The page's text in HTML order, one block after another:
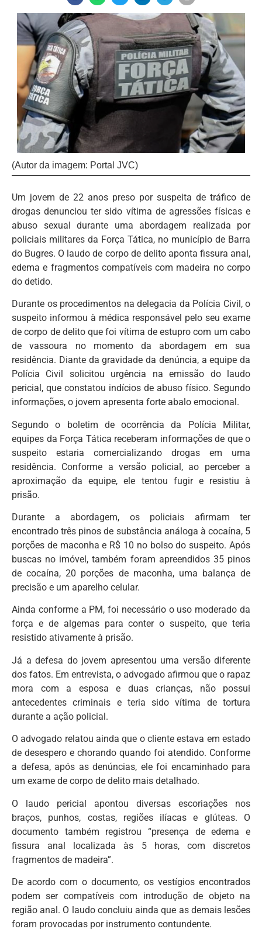
(Autor da imagem: Portal JVC)
Um jovem de 22 anos preso por suspeita de tráfico de
drogas denunciou ter sido vítima de agressões físicas e
abuso sexual durante uma abordagem realizada por
policiais militares da Força Tática, no município de Barra
do Bugres. O laudo de corpo de delito aponta fissura anal,
edema e fragmentos compatíveis com madeira no corpo
do detido.
Durante os procedimentos na delegacia da Polícia Civil, o
suspeito informou à médica responsável pelo seu exame
de corpo de delito que foi vítima de estupro com um cabo
de vassoura no momento da abordagem em sua
residência. Diante da gravidade da denúncia, a equipe da
Polícia Civil solicitou urgência na emissão do laudo
pericial, que constatou indícios de abuso físico. Segundo
informações, o jovem apresenta forte abalo emocional.
Segundo o boletim de ocorrência da Polícia Militar,
equipes da Força Tática receberam informações de que o
suspeito estaria comercializando drogas em uma
residência. Conforme a versão policial, ao perceber a
aproximação da equipe, ele tentou fugir e resistiu à
prisão.
Durante a abordagem, os policiais afirmam ter
encontrado três pinos de substância análoga à cocaína, 5
porções de maconha e R$ 10 no bolso do suspeito. Após
buscas no imóvel, também foram apreendidos 35 pinos
de cocaína, 20 porções de maconha, uma balança de
precisão e um aparelho celular.
Ainda conforme a PM, foi necessário o uso moderado da
força e de algemas para conter o suspeito, que teria
resistido ativamente à prisão.
Já a defesa do jovem apresentou uma versão diferente
dos fatos. Em entrevista, o advogado afirmou que o rapaz
mora com a esposa e duas crianças, não possui
antecedentes criminais e teria sido vítima de tortura
durante a ação policial.
O advogado relatou ainda que o cliente estava em estado
de desespero e chorando quando foi atendido. Conforme
a defesa, após as denúncias, ele foi encaminhado para
um exame de corpo de delito mais detalhado.
O laudo pericial apontou diversas escoriações nos
braços, punhos, costas, regiões ilíacas e glúteas. O
documento também registrou “presença de edema e
fissura anal localizada às 5 horas, com discretos
fragmentos de madeira”.
De acordo com o documento, os vestígios encontrados
podem ser compatíveis com introdução de objeto na
região anal. O laudo concluiu ainda que as demais lesões
foram provocadas por instrumento contundente.